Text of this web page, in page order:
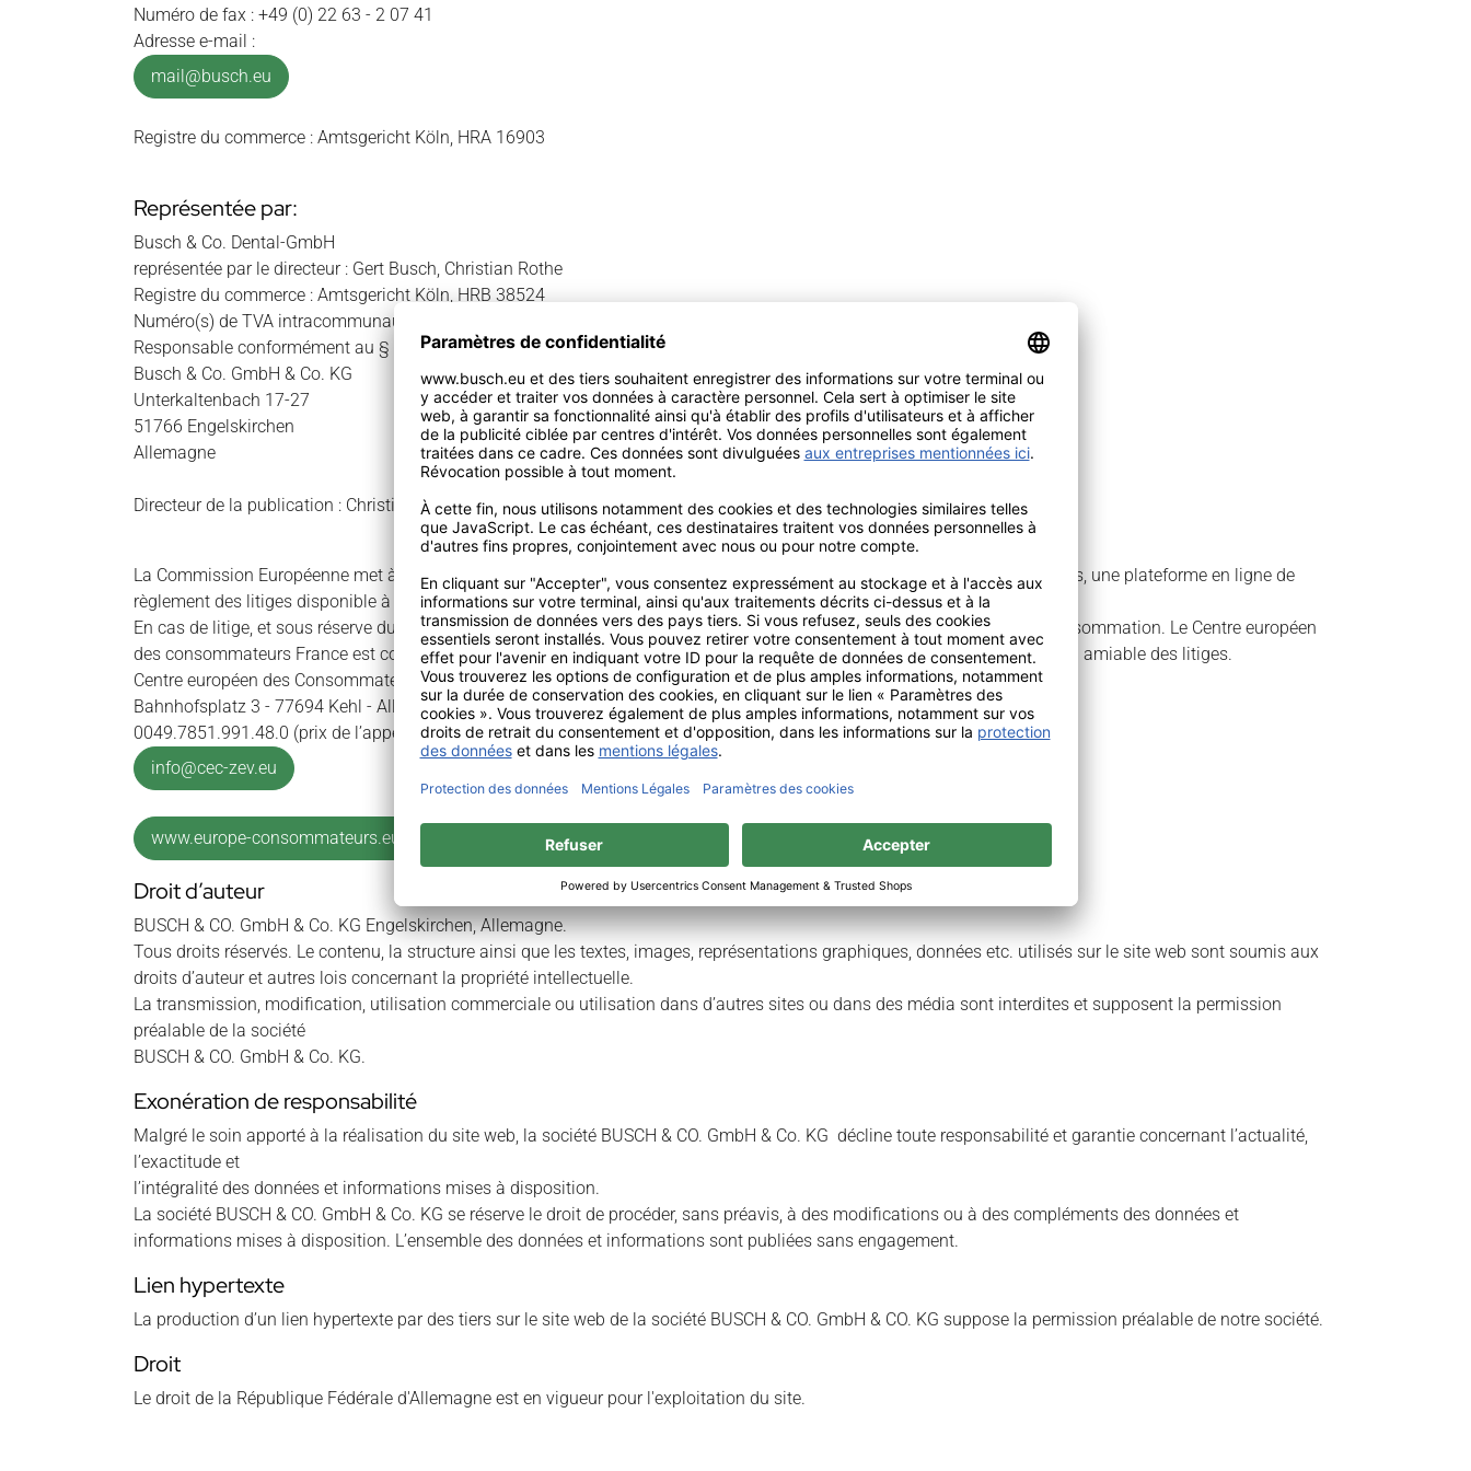
Numéro de fax : +49 (0) 22 63 - 2 07 41
Adresse e-mail :
mail@busch.eu
Registre du commerce : Amtsgericht Köln, HRA 16903
Représentée par:
Busch & Co. Dental-GmbH
représentée par le directeur : Gert Busch, Christian Rothe
Registre du commerce : Amtsgericht Köln, HRB 38524
Numéro(s) de TVA intracommunautaire : DE122528309
Responsable conformément au § 18 MStV :
Busch & Co. GmbH & Co. KG
Unterkaltenbach 17-27
51766 Engelskirchen
Allemagne
Directeur de la publication : Christian Rothe
La Commission Européenne met à la disposition des consommateurs, qui peuvent l´utiliser pour le règlement de leurs litiges, une plateforme en ligne de
règlement des litiges disponible à cette adresse.
En cas de litige, et sous réserve du respect des conditions légales, nous participerons à une procédure de médiation de consommation. Le Centre européen
des consommateurs France est compétent pour vous renseigner et pour vous orienter vers l’entité compétente de résolution amiable des litiges.
Centre européen des Consommateurs France
Bahnhofsplatz 3 - 77694 Kehl - Allemagne
0049.7851.991.48.0 (prix de l’appel vers l’Allemagne) ou 0 820 200 999 (Service 0,12€/min + prix de l’appel).
info@cec-zev.eu
www.europe-consommateurs.eu
Droit d’auteur
BUSCH & CO. GmbH & Co. KG Engelskirchen, Allemagne.
Tous droits réservés. Le contenu, la structure ainsi que les textes, images, représentations graphiques, données etc. utilisés sur le site web sont soumis aux
droits d’auteur et autres lois concernant la propriété intellectuelle.
La transmission, modification, utilisation commerciale ou utilisation dans d’autres sites ou dans des média sont interdites et supposent la permission
préalable de la société
BUSCH & CO. GmbH & Co. KG.
Exonération de responsabilité
Malgré le soin apporté à la réalisation du site web, la société BUSCH & CO. GmbH & Co. KG décline toute responsabilité et garantie concernant l’actualité,
l’exactitude et
l’intégralité des données et informations mises à disposition.
La société BUSCH & CO. GmbH & Co. KG se réserve le droit de procéder, sans préavis, à des modifications ou à des compléments des données et
informations mises à disposition. L’ensemble des données et informations sont publiées sans engagement.
Lien hypertexte
La production d’un lien hypertexte par des tiers sur le site web de la société BUSCH & CO. GmbH & CO. KG suppose la permission préalable de notre société.
Droit
Le droit de la République Fédérale d'Allemagne est en vigueur pour l'exploitation du site.